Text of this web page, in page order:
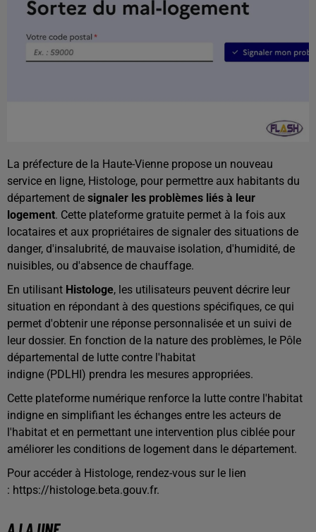
La préfecture de la Haute-Vienne propose un nouveau
service en ligne, Histologe, pour permettre aux habitants du
département de signaler les problèmes liés à leur
logement. Cette plateforme gratuite permet à la fois aux
locataires et aux propriétaires de signaler des situations de
danger, d'insalubrité, de mauvaise isolation, d'humidité, de
nuisibles, ou d'absence de chauffage.
En utilisant Histologe, les utilisateurs peuvent décrire leur
situation en répondant à des questions spécifiques, ce qui
permet d'obtenir une réponse personnalisée et un suivi de
leur dossier. En fonction de la nature des problèmes, le Pôle
départemental de lutte contre l'habitat
indigne (PDLHI) prendra les mesures appropriées.
Cette plateforme numérique renforce la lutte contre l'habitat
indigne en simplifiant les échanges entre les acteurs de
l'habitat et en permettant une intervention plus ciblée pour
améliorer les conditions de logement dans le département.
Pour accéder à Histologe, rendez-vous sur le lien
: https://histologe.beta.gouv.fr.